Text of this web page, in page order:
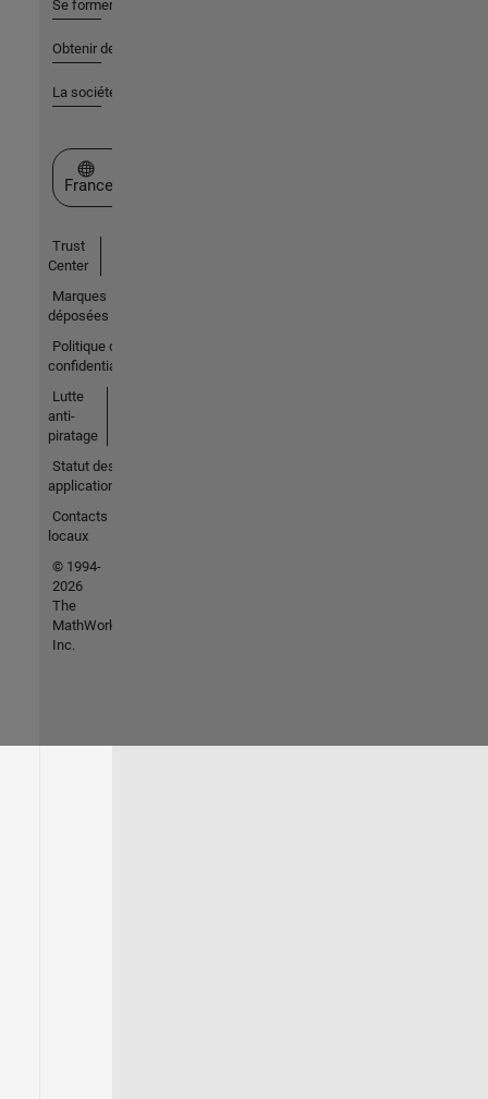
Se former
Obtenir de l'aide
La société
Sélectionner un site web
France
Trust
Center
Marques
déposées
Politique de
confidentialité
Lutte
anti-
piratage
Statut des
applications
Contacts
locaux
© 1994-
2026
The
MathWorks,
Inc.